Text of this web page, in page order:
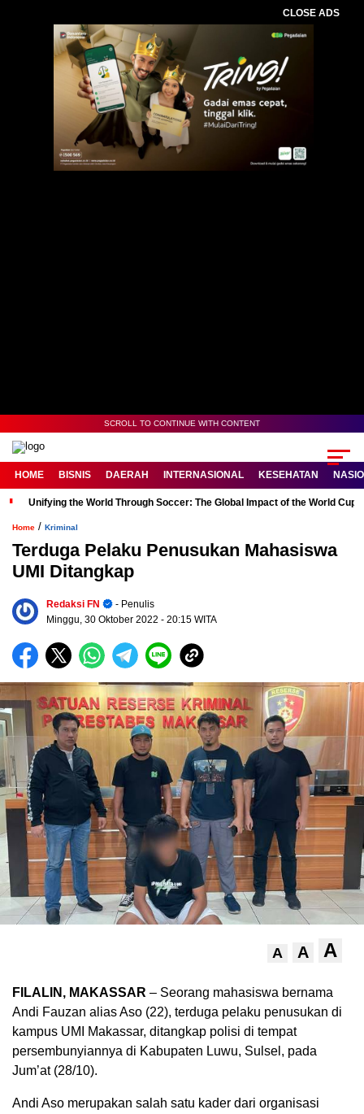
CLOSE ADS
SCROLL TO CONTINUE WITH CONTENT
HOME BISNIS DAERAH INTERNASIONAL KESEHATAN
Unifying the World Through Soccer: The Global Impact of the World Cup
Home / Kriminal
Terduga Pelaku Penusukan Mahasiswa
UMI Ditangkap
Redaksi FN
- Penulis
Minggu, 30 Oktober 2022 - 20:15 WITA
A A A
FILALIN, MAKASSAR – Seorang mahasiswa bernama
Andi Fauzan alias Aso (22), terduga pelaku penusukan di
kampus UMI Makassar, ditangkap polisi di tempat
persembunyiannya di Kabupaten Luwu, Sulsel, pada
Jum’at (28/10).
Andi Aso merupakan salah satu kader dari organisasi